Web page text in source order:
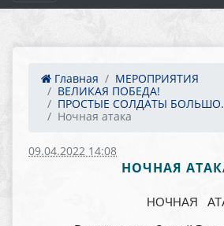
Главная
МЕРОПРИЯТИЯ
ВЕЛИКАЯ ПОБЕДА!
ПРОСТЫЕ СОЛДАТЫ
Ночная атака
09.04.2022 14:08
НОЧНАЯ
НОЧНАЯ